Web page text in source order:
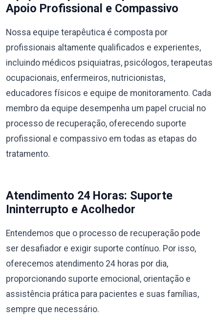
Apoio Profissional e Compassivo
Nossa equipe terapêutica é composta por
profissionais altamente qualificados e experientes,
incluindo médicos psiquiatras, psicólogos, terapeutas
ocupacionais, enfermeiros, nutricionistas,
educadores físicos e equipe de monitoramento. Cada
membro da equipe desempenha um papel crucial no
processo de recuperação, oferecendo suporte
profissional e compassivo em todas as etapas do
tratamento.
Atendimento 24 Horas: Suporte
Ininterrupto e Acolhedor
Entendemos que o processo de recuperação pode
ser desafiador e exigir suporte contínuo. Por isso,
oferecemos atendimento 24 horas por dia,
proporcionando suporte emocional, orientação e
assistência prática para pacientes e suas famílias,
sempre que necessário.